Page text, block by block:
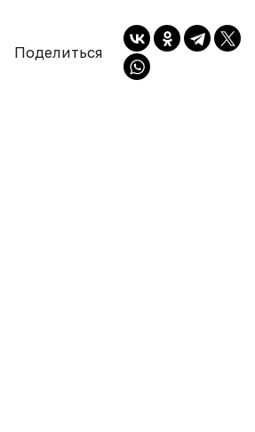
Поделиться